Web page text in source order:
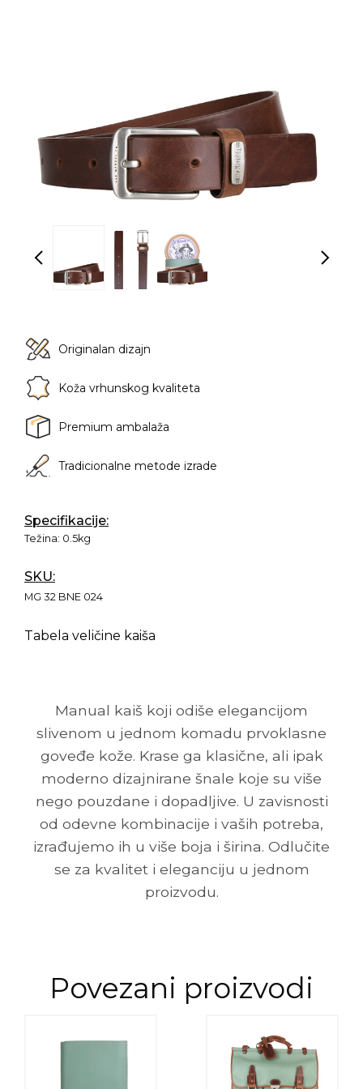
Originalan dizajn
Koža vrhunskog kvaliteta
Premium ambalaža
Tradicionalne metode izrade
Specifikacije:
Težina: 0.5kg
SKU:
MG 32 BNE 024
Tabela veličine kaiša
Manual kaiš koji odiše elegancijom
slivenom u jednom komadu prvoklasne
goveđe kože. Krase ga klasične, ali ipak
moderno dizajnirane šnale koje su više
nego pouzdane i dopadljive. U zavisnosti
od odevne kombinacije i vaših potreba,
izrađujemo ih u više boja i širina. Odlučite
se za kvalitet i eleganciju u jednom
proizvodu.
Povezani proizvodi